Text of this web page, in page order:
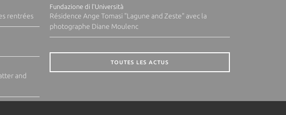
rentrées
and
Fundazione di l'Università
Résidence Ange Tomasi "Lagune and Zeste" avec la
photographe Diane Moulenc
TOUTES LES ACTUS